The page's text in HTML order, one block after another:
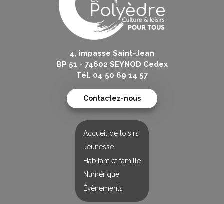
4, impasse Saint-Jean
BP 51 - 74602 SEYNOD Cedex
Tél. 04 50 69 14 57
Contactez-nous
Accueil de loisirs
Jeunesse
Habitant et famille
Numérique
Évènements